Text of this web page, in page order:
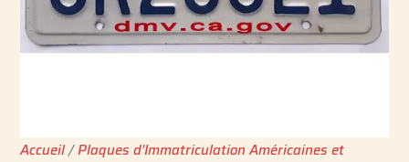
Accueil/Plaques d'Immatriculation Américaines et